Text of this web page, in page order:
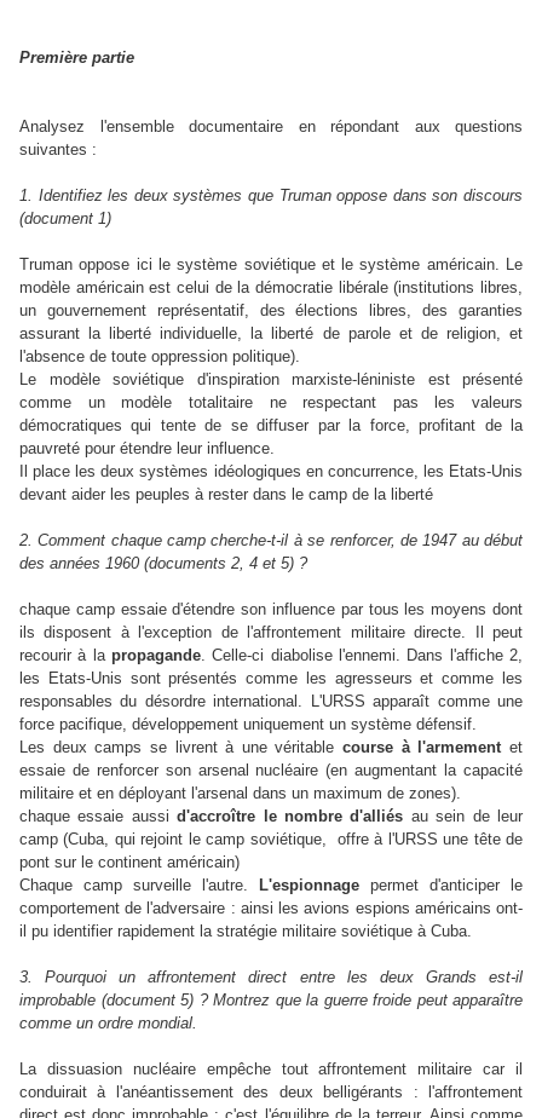
Première partie
Analysez l'ensemble documentaire en répondant aux questions
suivantes :
1. Identifiez les deux systèmes que Truman oppose dans son discours
(document 1)
Truman oppose ici le système soviétique et le système américain. Le
modèle américain est celui de la démocratie libérale (institutions libres,
un gouvernement représentatif, des élections libres, des garanties
assurant la liberté individuelle, la liberté de parole et de religion, et
l'absence de toute oppression politique).
Le modèle soviétique d'inspiration marxiste-léniniste est présenté
comme un modèle totalitaire ne respectant pas les valeurs
démocratiques qui tente de se diffuser par la force, profitant de la
pauvreté pour étendre leur influence.
Il place les deux systèmes idéologiques en concurrence, les Etats-Unis
devant aider les peuples à rester dans le camp de la liberté
2. Comment chaque camp cherche-t-il à se renforcer, de 1947 au début
des années 1960 (documents 2, 4 et 5) ?
chaque camp essaie d'étendre son influence par tous les moyens dont
ils disposent à l'exception de l'affrontement militaire directe. Il peut
recourir à la propagande. Celle-ci diabolise l'ennemi. Dans l'affiche 2,
les Etats-Unis sont présentés comme les agresseurs et comme les
responsables du désordre international. L'URSS apparaît comme une
force pacifique, développement uniquement un système défensif.
Les deux camps se livrent à une véritablecourse à l'armementet
essaie de renforcer son arsenal nucléaire (en augmentant la capacité
militaire et en déployant l'arsenal dans un maximum de zones).
chaque essaie aussid'accroître le nombre d'alliés au sein de leur
camp (Cuba, qui rejoint le camp soviétique, offre à l'URSS une tête de
pont sur le continent américain)
Chaque camp surveille l'autre.
L'espionnage permet d'anticiper le
comportement de l'adversaire : ainsi les avions espions américains ont-
il pu identifier rapidement la stratégie militaire soviétique à Cuba.
3. Pourquoi un affrontement direct entre les deux Grands est-il
improbable (document 5) ? Montrez que la guerre froide peut apparaître
comme un ordre mondial.
La dissuasion nucléaire empêche tout affrontement militaire car il
conduirait à l'anéantissement des deux belligérants : l'affrontement